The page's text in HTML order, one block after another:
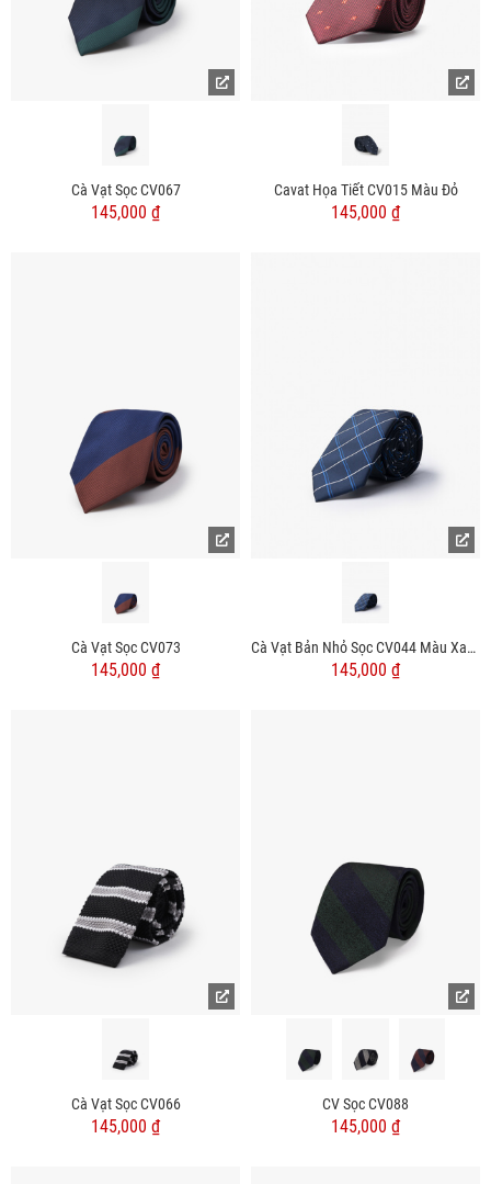
Cà Vạt Sọc CV067
145,000 ₫
Cavat Họa Tiết CV015 Màu Đỏ
145,000 ₫
Cà Vạt Sọc CV073
145,000 ₫
Cà Vạt Bản Nhỏ Sọc CV044 Màu Xanh Đen
145,000 ₫
Cà Vạt Sọc CV066
145,000 ₫
CV Sọc CV088
145,000 ₫